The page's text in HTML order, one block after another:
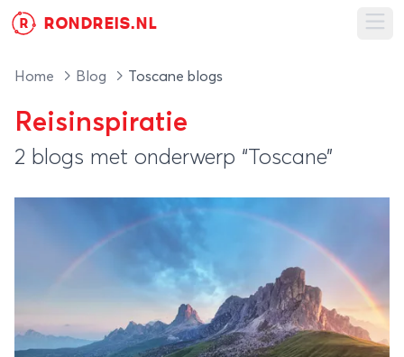
R RONDREIS.NL
Home Blog Toscane blogs
Reisinspiratie
2 blogs met onderwerp “Toscane”